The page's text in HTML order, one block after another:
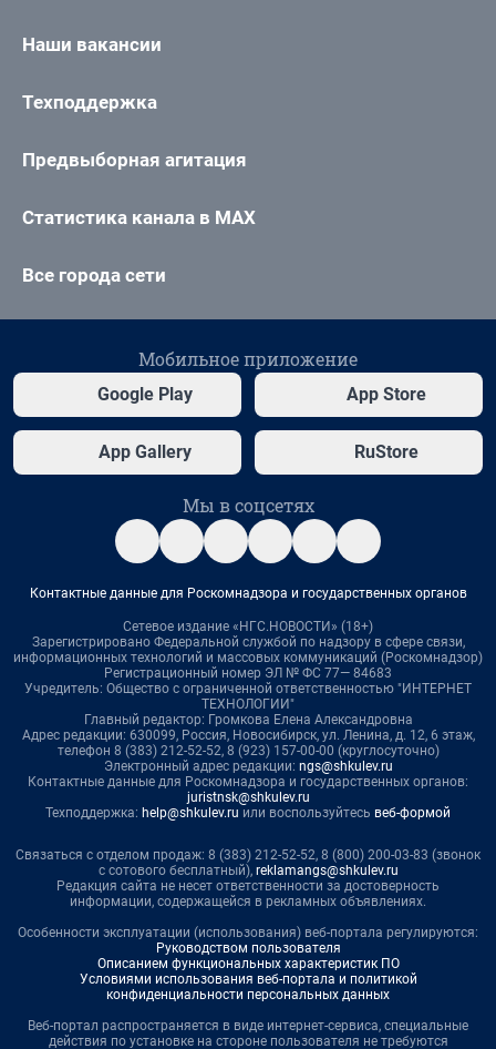
Наши вакансии
Техподдержка
Предвыборная агитация
Статистика канала в MAX
Все города сети
Мобильное приложение
Google Play App Store
App Gallery RuStore
Мы в соцсетях
Контактные данные для Роскомнадзора и государственных органов
Сетевое издание «НГС.НОВОСТИ» (18+)
Зарегистрировано Федеральной службой по надзору в сфере связи,
информационных технологий и массовых коммуникаций (Роскомнадзор)
Регистрационный номер ЭЛ № ФС 77— 84683
Учредитель: Общество с ограниченной ответственностью "ИНТЕРНЕТ
ТЕХНОЛОГИИ"
Главный редактор: Громкова Елена Александровна
Адрес редакции: 630099, Россия, Новосибирск, ул. Ленина, д. 12, 6 этаж,
телефон 8 (383) 212-52-52, 8 (923) 157-00-00 (круглосуточно)
Электронный адрес редакции: ngs@shkulev.ru
Контактные данные для Роскомнадзора и государственных органов:
juristnsk@shkulev.ru
Техподдержка: help@shkulev.ru или воспользуйтесь веб-формой
Связаться с отделом продаж: 8 (383) 212-52-52, 8 (800) 200-03-83 (звонок
с сотового бесплатный), reklamangs@shkulev.ru
Редакция сайта не несет ответственности за достоверность
информации, содержащейся в рекламных объявлениях.
Особенности эксплуатации (использования) веб-портала регулируются:
Руководством пользователя
Описанием функциональных характеристик ПО
Условиями использования веб-портала и политикой
конфиденциальности персональных данных
Веб-портал распространяется в виде интернет-сервиса, специальные
действия по установке на стороне пользователя не требуются